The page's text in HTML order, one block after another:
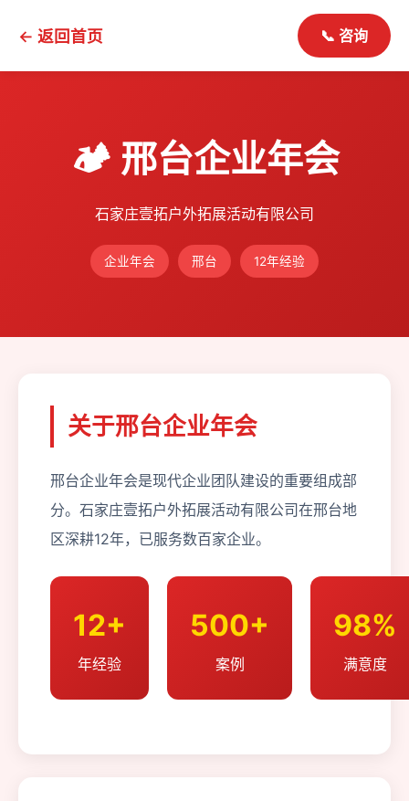
← 返回首页 📞 咨询
🏕️ 邢台企业年会
石家庄壹拓户外拓展活动有限公司
企业年会 邢台 12年经验
关于邢台企业年会
邢台企业年会是现代企业团队建设的重要组成部
分。石家庄壹拓户外拓展活动有限公司在邢台地
区深耕12年，已服务数百家企业。
12+
年经验
500+
案例
98%
满意度